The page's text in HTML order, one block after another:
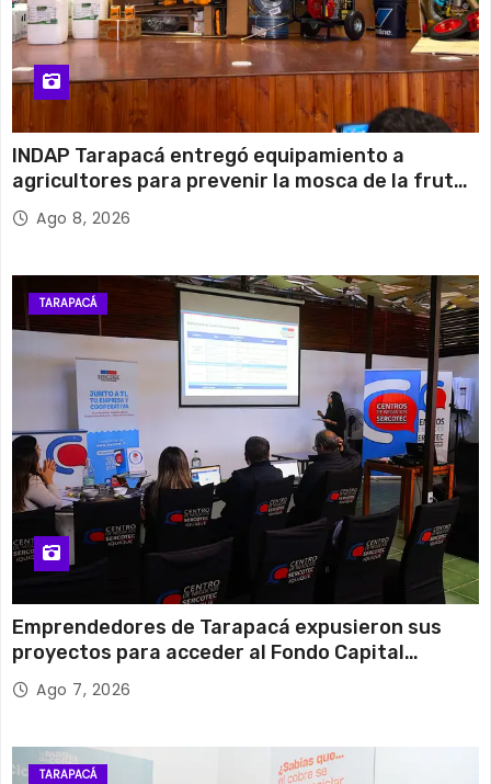
INDAP Tarapacá entregó equipamiento a
agricultores para prevenir la mosca de la fruta
en Pica
Ago 8, 2026
TARAPACÁ
Emprendedores de Tarapacá expusieron sus
proyectos para acceder al Fondo Capital
Semilla de SERCOTEC
Ago 7, 2026
TARAPACÁ